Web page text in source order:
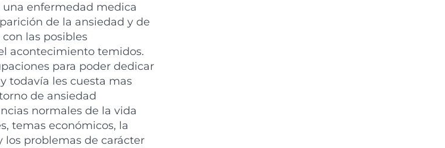
una enfermedad medica
de la ansiedad y de
las posibles
acontecimiento temidos.
para poder dedicar
todavía les cuesta mas
de ansiedad
normales de la vida
temas económicos, la
los problemas de carácter